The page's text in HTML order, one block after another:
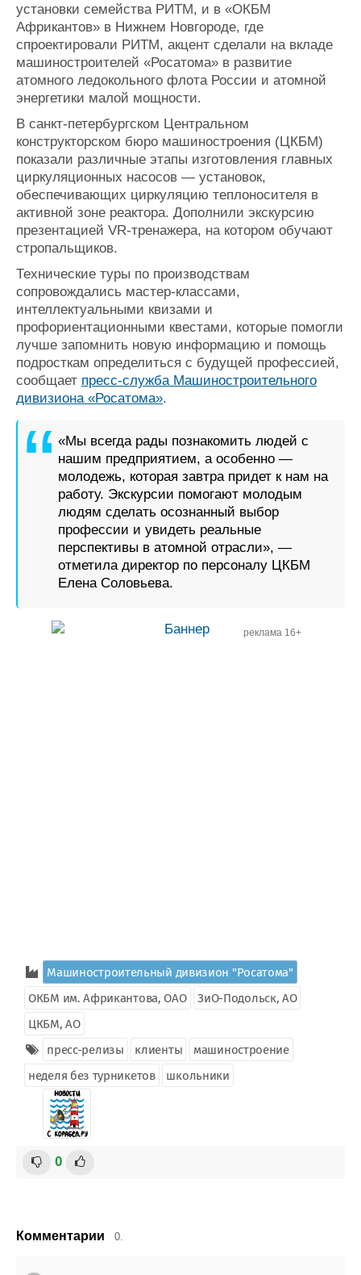
установки семейства РИТМ, и в «ОКБМ
Африкантов» в Нижнем Новгороде, где
спроектировали РИТМ, акцент сделали на вкладе
машиностроителей «Росатома» в развитие
атомного ледокольного флота России и атомной
энергетики малой мощности.
В санкт-петербургском Центральном
конструкторском бюро машиностроения (ЦКБМ)
показали различные этапы изготовления главных
циркуляционных насосов — установок,
обеспечивающих циркуляцию теплоносителя в
активной зоне реактора. Дополнили экскурсию
презентацией VR-тренажера, на котором обучают
стропальщиков.
Технические туры по производствам
сопровождались мастер-классами,
интеллектуальными квизами и
профориентационными квестами, которые помогли
лучше запомнить новую информацию и помощь
подросткам определиться с будущей профессией,
сообщает пресс-служба Машиностроительного
дивизиона «Росатома».
«Мы всегда рады познакомить людей с
нашим предприятием, а особенно —
молодежь, которая завтра придет к нам на
работу. Экскурсии помогают молодым
людям сделать осознанный выбор
профессии и увидеть реальные
перспективы в атомной отрасли», —
отметила директор по персоналу ЦКБМ
Елена Соловьева.
реклама 16+
Машиностроительный дивизион "Росатома"
ОКБМ им. Африкантова, ОАО
ЗиО-Подольск, АО
ЦКБМ, АО
пресс-релизы
клиенты
машиностроение
неделя без турникетов
школьники
0
Комментарии 0.